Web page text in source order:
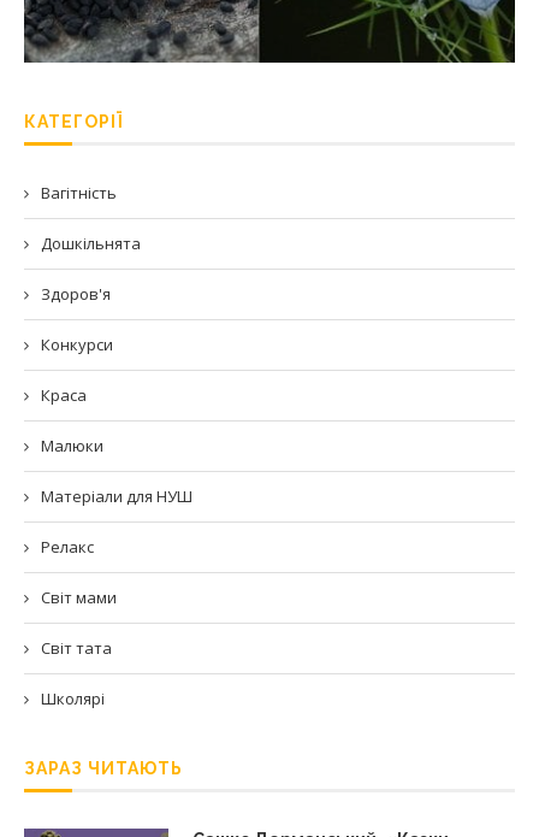
КАТЕГОРІЇ
Вагітність
Дошкільнята
Здоров'я
Конкурси
Краса
Малюки
Матеріали для НУШ
Релакс
Світ мами
Світ тата
Школярі
ЗАРАЗ ЧИТАЮТЬ